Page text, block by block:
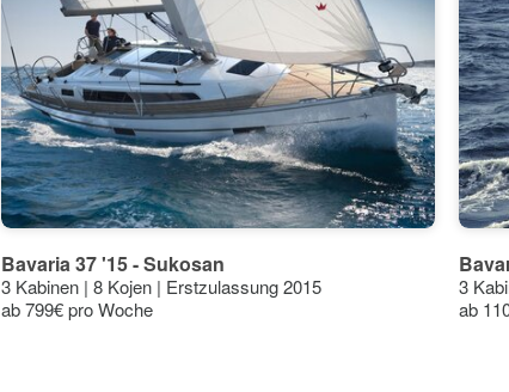
27°
18°
30°
21°
29°
21°
26°
18°
20°
14°
15°
6°
Bavaria 37 '15 - Sukosan
3 Kabinen | 8 Kojen | Erstzulassung 2015
ab 799€ pro Woche
3
ab